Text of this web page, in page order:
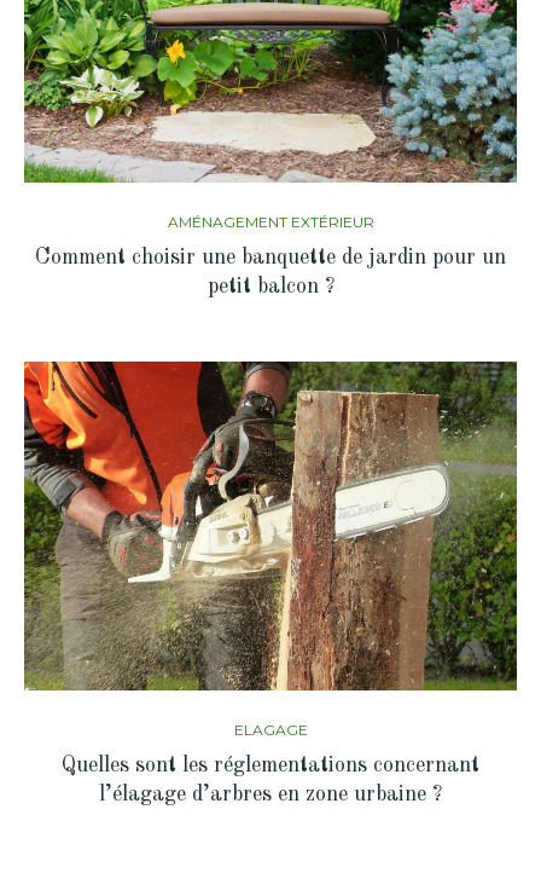
AMÉNAGEMENT EXTÉRIEUR
Comment choisir une banquette de jardin pour un
petit balcon ?
ELAGAGE
Quelles sont les réglementations concernant
l’élagage d’arbres en zone urbaine ?